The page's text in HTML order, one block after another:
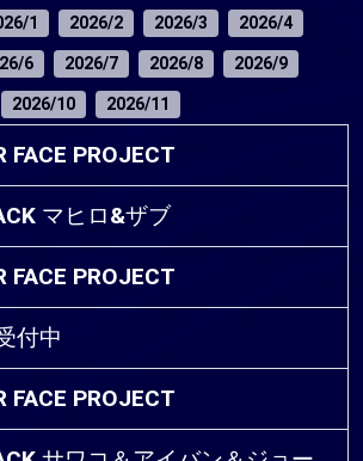
1 2026/2 2026/3
2026/4
6 2026/7 2026/8
2026/9
2026/10
2026/11
FACE PROJECT
マヒロ&ザブ
FACE PROJECT
付中
FACE PROJECT